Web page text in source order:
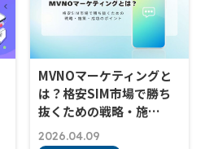
MVNOマーケティングと
は？格安SIM市場で勝ち
抜くための戦略・施…
2026.04.09